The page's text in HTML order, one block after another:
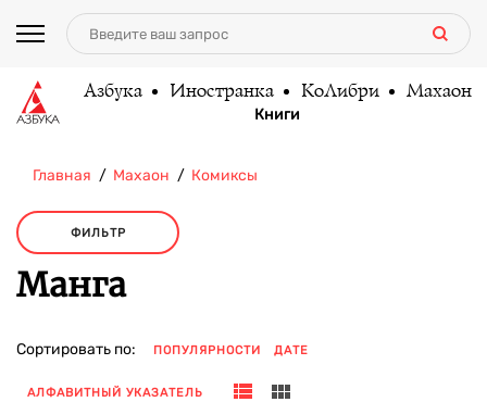
Азбука Иностранка КоЛибри Махаон
Книги
Главная Махаон Комиксы
ФИЛЬТР
Манга
Сортировать по: ПОПУЛЯРНОСТИ ДАТЕ
АЛФАВИТНЫЙ УКАЗАТЕЛЬ